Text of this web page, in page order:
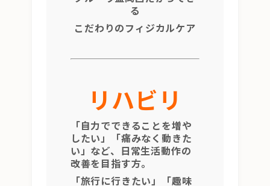
る
こだわりのフィジカルケア
リハビリ
「自力でできることを増や
したい」「痛みなく動きた
い」など、日常生活動作の
改善を目指す方。
「旅行に行きたい」「趣味